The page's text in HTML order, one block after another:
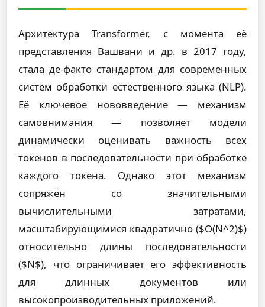
Архитектура Transformer, с момента её
представления Вашвани и др. в 2017 году,
стала де-факто стандартом для современных
систем обработки естественного языка (NLP).
Её ключевое нововведение — механизм
самовнимания — позволяет модели
динамически оценивать важность всех
токенов в последовательности при обработке
каждого токена. Однако этот механизм
сопряжён со значительными
вычислительными затратами,
масштабирующимися квадратично ($O(N^2)$)
относительно длины последовательности
($N$), что ограничивает его эффективность
для длинных документов или
высокопроизводительных приложений.